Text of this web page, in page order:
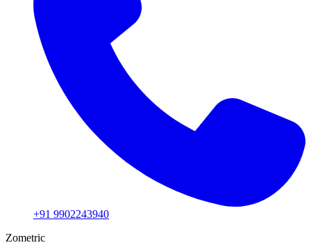
+91 9902243940
Zometric